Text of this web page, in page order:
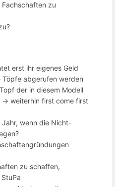
zu
erst ihr eigenes Geld
abgerufen werden
der in diesem Modell
> weiterhin first come first
Jahr, wenn die Nicht-
zu schaffen,